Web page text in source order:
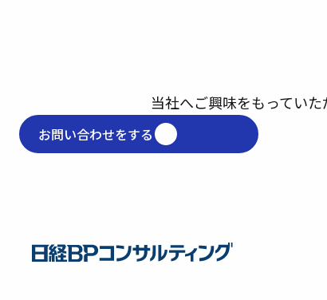
当社へご興味をもっていた
お問い合わせをする